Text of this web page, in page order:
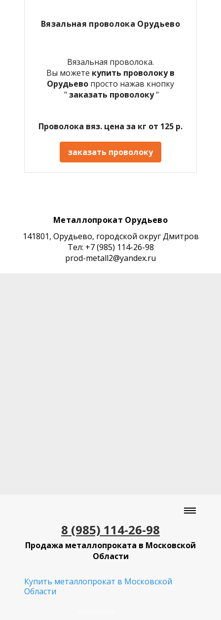
Вязальная проволока Орудьево
Вязальная проволока.
Вы можете купить проволоку в
Орудьево просто нажав кнопку
" заказать проволоку"
Проволока вяз. цена за кг от 125 р.
заказать проволоку
Металлопрокат Орудьево
141801, Орудьево, городской округ Дмитров
Тел: +7 (985) 114-26-98
prod-metall2@yandex.ru
8 (985) 114-26-98
Продажа металлопроката в Московской
Области
Купить металлопрокат в Московской
Области